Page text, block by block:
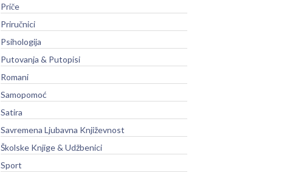
Priče
Priručnici
Psihologija
Putovanja & Putopisi
Romani
Samopomoć
Satira
Savremena Ljubavna Književnost
Školske Knjige & Udžbenici
Sport